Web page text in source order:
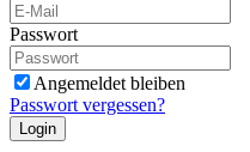
Passwort
Angemeldet bleiben
Passwort vergessen?
Login